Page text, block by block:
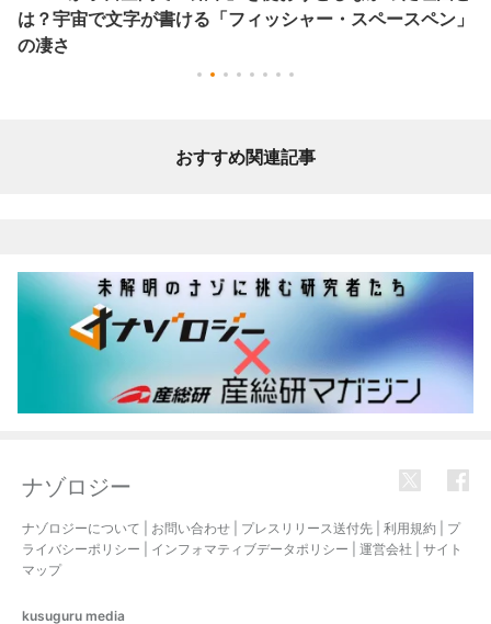
は？宇宙で文字が書ける「フィッシャー・スペースペン」
の凄さ
おすすめ関連記事
ナゾロジー
ナゾロジーについて お問い合わせ プレスリリース送付先 利用規約
プ
ライバシーポリシー
インフォマティブデータポリシー 運営会社
サイト
マップ
kusuguru media